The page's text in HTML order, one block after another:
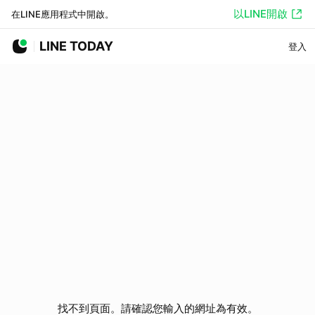
在LINE應用程式中開啟。 以LINE開啟
LINE TODAY 登入
找不到頁面。請確認您輸入的網址為有效。